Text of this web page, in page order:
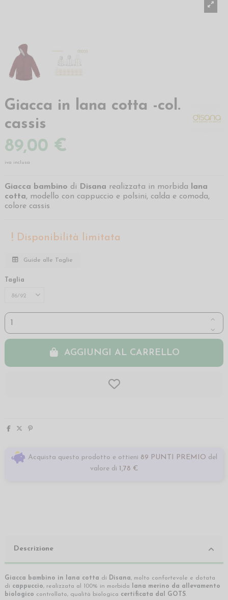
Giacca in lana cotta -col.
cassis
89,00 €
iva inclusa
Giacca bambino di Disana realizzata in morbida lana
cotta, modello con cappuccio e polsini, calda e comoda,
colore cassis
Disponibilità limitata
Guide alle Taglie
Taglia
AGGIUNGI AL CARRELLO
Acquista questo prodotto e ottieni 89 PUNTI PREMIO del
valore di 1,78 €
Descrizione
Giacca bambino in lana cotta di Disana, molto confortevole e dotata
di cappuccio, realizzata al 100% in morbida
lana merino da allevamento
biologico controllato, qualità biologica certificata dal GOTS.